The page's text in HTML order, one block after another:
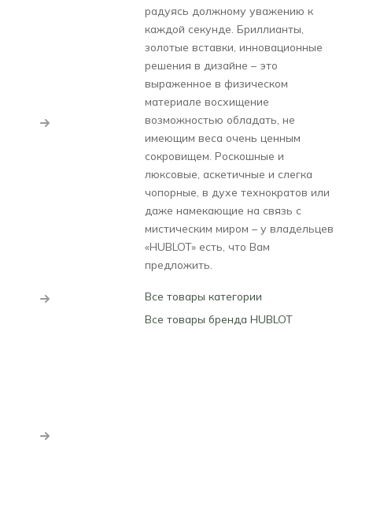
радуясь должному уважению к
каждой секунде. Бриллианты,
золотые вставки, инновационные
решения в дизайне – это
выраженное в физическом
материале восхищение
возможностью обладать, не
имеющим веса очень ценным
сокровищем. Роскошные и
люксовые, аскетичные и слегка
чопорные, в духе технократов или
даже намекающие на связь с
мистическим миром – у владельцев
«HUBLOT» есть, что Вам
предложить.
Все товары категории
Все товары бренда HUBLOT